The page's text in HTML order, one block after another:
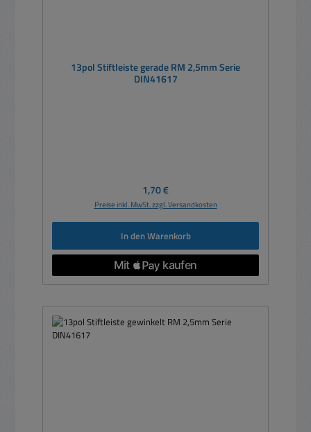
13pol Stiftleiste gerade RM 2,5mm Serie
DIN41617
Regulärer Preis:
1,70 €
Preise inkl. MwSt. zzgl. Versandkosten
In den Warenkorb